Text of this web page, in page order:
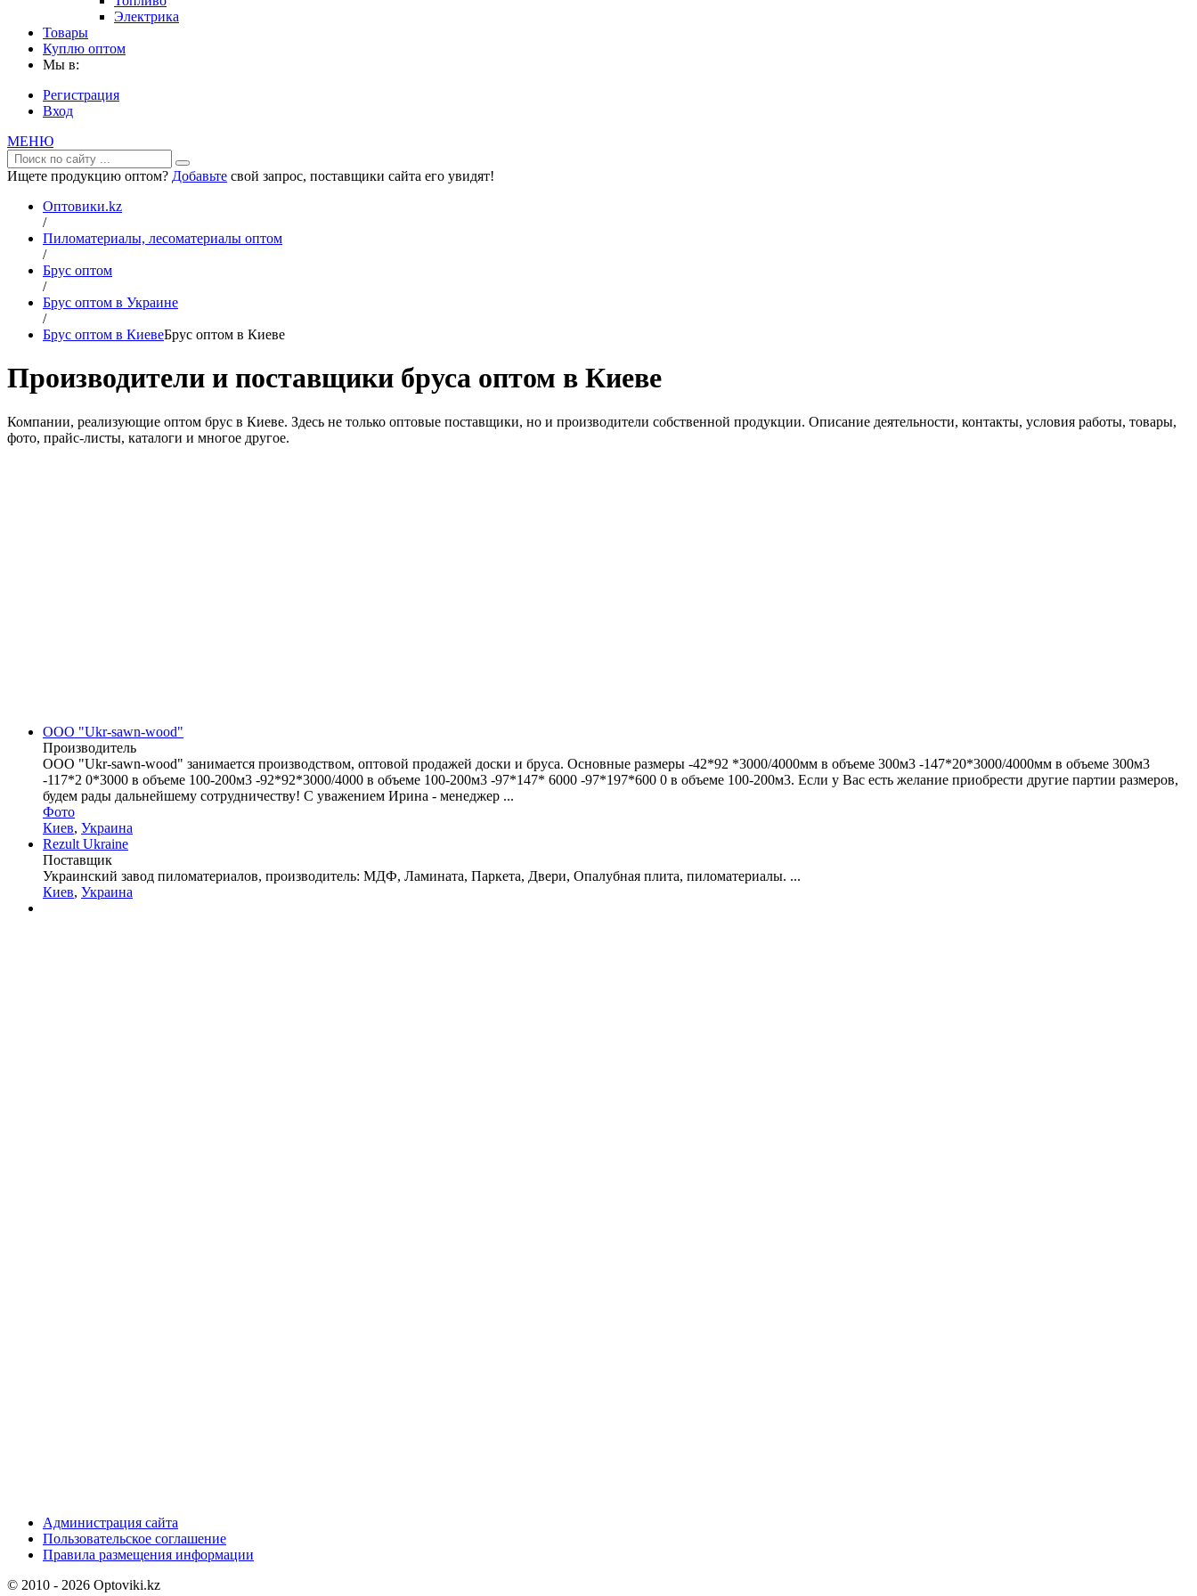
Электрика
Товары
Куплю оптом
Мы в:
Регистрация
Вход
МЕНЮ
Ищете продукцию оптом? Добавьте свой запрос, поставщики сайта его увидят!
Оптовики.kz
/
Пиломатериалы, лесоматериалы оптом
/
Брус оптом
/
Брус оптом в Украине
/
Брус оптом в КиевеБрус оптом в Киеве
Производители и поставщики бруса оптом в Киеве
Компании, реализующие оптом брус в Киеве. Здесь не только оптовые поставщики, но и производители собственной продукции. Описание деятельности, контакты, условия работы, товары,
фото, прайс-листы, каталоги и многое другое.
OOO "Ukr-sawn-wood"
Производитель
OOO "Ukr-sawn-wood" занимается производством, оптовой продажей доски и бруса. Основные размеры -42*92 *3000/4000мм в объеме 300м3 -147*20*3000/4000мм в объеме 300м3
-117*2 0*3000 в объеме 100-200м3 -92*92*3000/4000 в объеме 100-200м3 -97*147* 6000 -97*197*600 0 в объеме 100-200м3. Если у Вас есть желание приобрести другие партии размеров,
будем рады дальнейшему сотрудничеству! С уважением Ирина - менеджер ...
Фото
Киев, Украина
Rezult Ukraine
Поставщик
Украинский завод пиломатериалов, производитель: МДФ, Ламината, Паркета, Двери, Опалубная плита, пиломатериалы. ...
Киев, Украина
Администрация сайта
Пользовательское соглашение
Правила размещения информации
© 2010 - 2026 Optoviki.kz